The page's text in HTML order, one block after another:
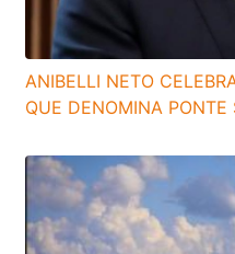
ANIBELLI NETO
QUE DENOMINA PONTE